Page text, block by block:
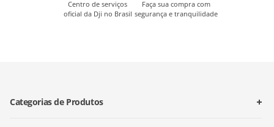
Centro de serviços
oficial da Dji no Brasil
Faça sua compra com
segurança e tranquilidade
Categorias de Produtos